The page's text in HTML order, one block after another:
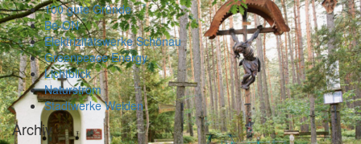
100 gute Gründe
Be-ON
Elektrizitätswerke Schönau
Greenpeace Energy
Lichtblick
Naturstrom
Stadtwerke Weiden
Archiv